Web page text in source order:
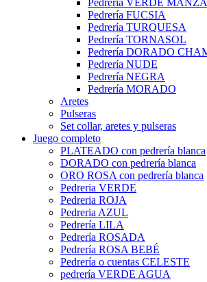
Pedrería VERDE
Pedrería FUCSIA
Pedrería TURQUESA
Pedrería TORNASOL
Pedrería DORADO
Pedrería NUDE
Pedrería NEGRA
Pedrería MORADO
Aretes
Pulseras
Set collar, aretes y pulseras
Juego completo
PLATEADO con pedrería blanca
DORADO con pedrería blanca
ORO ROSA con pedrería blanca
Pedreria VERDE
Pedreria ROJA
Pedreria AZUL
Pedrería LILA
Pedrería ROSADA
Pedrería ROSA BEBÉ
Pedrería o cuentas CELESTE
pedrería VERDE AGUA